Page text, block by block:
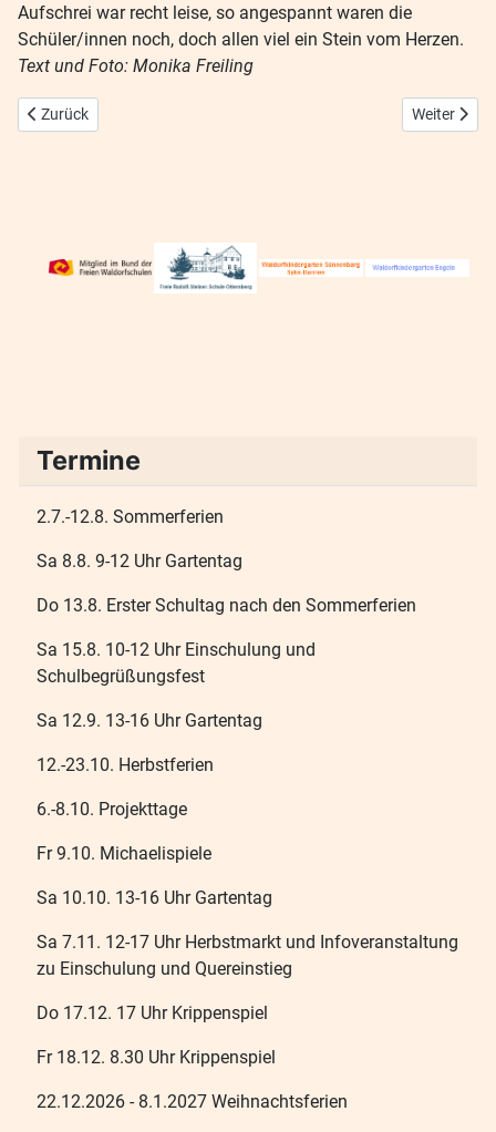
Aufschrei war recht leise, so angespannt waren die
Schüler/innen noch, doch allen viel ein Stein vom Herzen.
Text und Foto: Monika Freiling
Vorheriger Beitrag: Nichts geschieht zufällig … Märchenstunde
Zurück Nächster
Weiter
Termine
2.7.-12.8. Sommerferien
Sa 8.8. 9-12 Uhr Gartentag
Do 13.8. Erster Schultag nach den Sommerferien
Sa 15.8. 10-12 Uhr Einschulung und
Schulbegrüßungsfest
Sa 12.9. 13-16 Uhr Gartentag
12.-23.10. Herbstferien
6.-8.10. Projekttage
Fr 9.10. Michaelispiele
Sa 10.10. 13-16 Uhr Gartentag
Sa 7.11. 12-17 Uhr Herbstmarkt und Infoveranstaltung
zu Einschulung und Quereinstieg
Do 17.12. 17 Uhr Krippenspiel
Fr 18.12. 8.30 Uhr Krippenspiel
22.12.2026 - 8.1.2027 Weihnachtsferien